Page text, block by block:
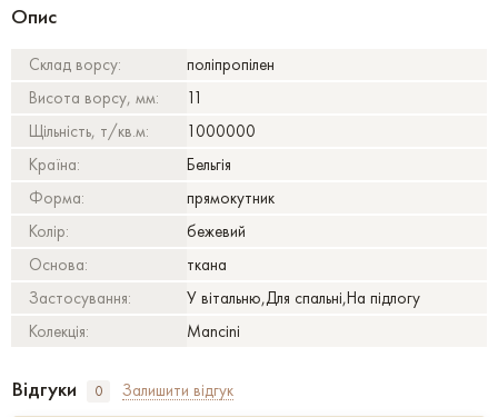
Опис
Склад ворсу:
поліпропілен
Висота ворсу, мм:
11
Щільність, т/кв.м:
1000000
Країна:
Бельгія
Форма:
прямокутник
Колір:
бежевий
Основа:
ткана
Застосування:
У вітальню,Для спальні,На підлогу
Колекція:
Mancini
Відгуки 0 Залишити відгук